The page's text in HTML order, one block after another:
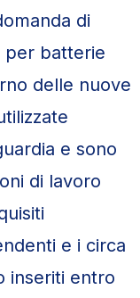
di
per batterie
delle nuove
e sono
di lavoro
e i circa
inseriti entro